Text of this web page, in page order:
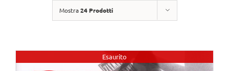
Mostra24 Prodotti
Esaurito